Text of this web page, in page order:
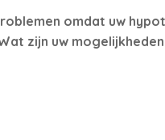
omdat uw
zijn uw